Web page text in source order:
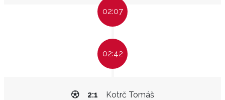
02:07
02:42
Kotrč Tomáš
2:1